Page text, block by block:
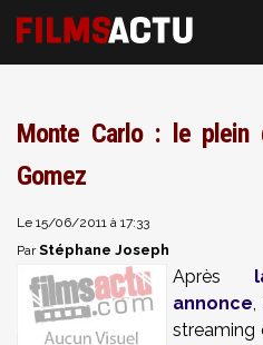
Monte Carlo : le plein
Gomez
Le 15/06/2011 à 17:33
ParStéphane Joseph
Après la
annonce,
streaming